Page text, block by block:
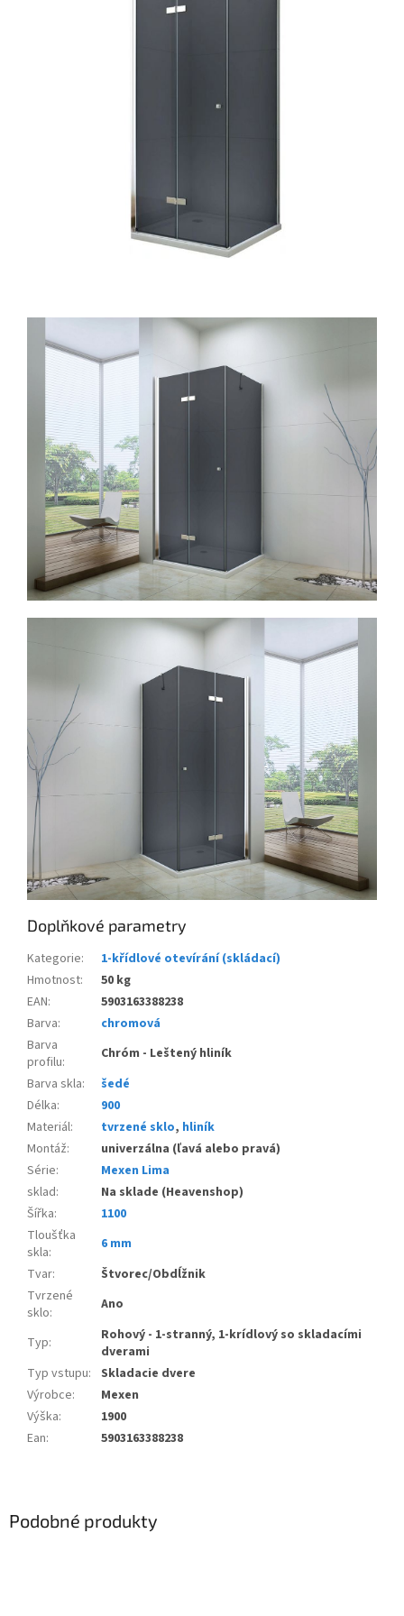
Doplňkové parametry
Kategorie:
1-křídlové otevírání (skládací)
Hmotnost:
50 kg
EAN:
5903163388238
Barva:
chromová
Barva
profilu:
Chróm - Leštený hliník
Barva skla:
šedé
Délka:
900
Materiál: tvrzené sklo, hliník
Montáž:
univerzálna (ľavá alebo pravá)
Série:
Mexen Lima
sklad:
Na sklade (Heavenshop)
Šířka:
1100
Tloušťka
skla:
6 mm
Tvar:
Štvorec/Obdĺžnik
Tvrzené
sklo: Ano
Typ:
Rohový - 1-stranný, 1-krídlový so skladacími
dverami
Typ vstupu: Skladacie dvere
Výrobce:
Mexen
Výška:
1900
Ean: 5903163388238
Podobné produkty